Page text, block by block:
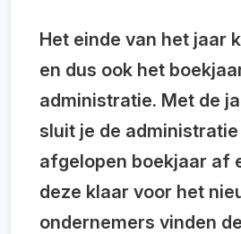
Het einde van het jaar
en dus ook het
administratie. Met de
sluit je de
afgelopen boekjaar af
deze klaar voor het
ondernemers vinden